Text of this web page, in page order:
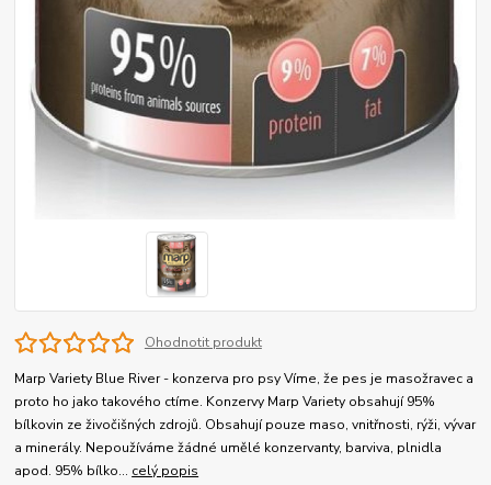
Ohodnotit produkt
Marp Variety Blue River - konzerva pro psy Víme, že pes je masožravec a
proto ho jako takového ctíme. Konzervy Marp Variety obsahují 95%
bílkovin ze živočišných zdrojů. Obsahují pouze maso, vnitřnosti, rýži, vývar
a minerály. Nepoužíváme žádné umělé konzervanty, barviva, plnidla
apod. 95% bílko... celý popis